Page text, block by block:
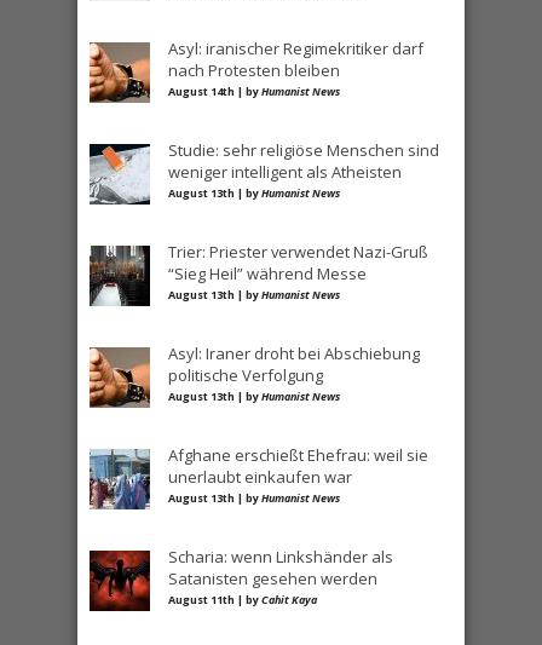
Asyl: iranischer Regimekritiker darf
nach Protesten bleiben
August 14th | byHumanist News
Studie: sehr religiöse Menschen sind
weniger intelligent als Atheisten
August 13th | byHumanist News
Trier: Priester verwendet Nazi-Gruß
“Sieg Heil” während Messe
August 13th | byHumanist News
Asyl: Iraner droht bei Abschiebung
politische Verfolgung
August 13th | byHumanist News
Afghane erschießt Ehefrau: weil sie
unerlaubt einkaufen war
August 13th | byHumanist News
Scharia: wenn Linkshänder als
Satanisten gesehen werden
August 11th | byCahit Kaya